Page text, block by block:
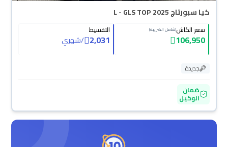
كيا سبورتاج L - GLS TOP 2025
سعر الكاش(شامل الضريبة)
106,950
التقسيط
2,031
/شهري
جديدة
ضمان
الوكيل